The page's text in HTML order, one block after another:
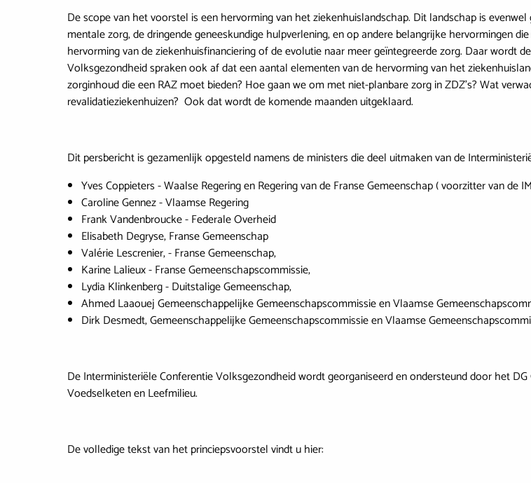
De scope van het voorstel is een hervorming van het ziekenhuislandschap. Dit landschap is
mentale zorg, de dringende geneeskundige hulpverlening, en op andere belangrijke hervormingen
hervorming van de ziekenhuisfinanciering of de evolutie naar meer geïntegreerde zorg. Daar wordt
Volksgezondheid spraken ook af dat een aantal elementen van de hervorming van het
zorginhoud die een RAZ moet bieden? Hoe gaan we om met niet-planbare zorg in ZDZ’s? Wat
revalidatieziekenhuizen? Ook dat wordt de komende maanden uitgeklaard.
Dit persbericht is gezamenlijk opgesteld namens de ministers die deel uitmaken van de
Yves Coppieters - Waalse Regering en Regering van de Franse Gemeenschap ( voorzitter van de
Caroline Gennez - Vlaamse Regering
Frank Vandenbroucke - Federale Overheid
Elisabeth Degryse, Franse Gemeenschap
Valérie Lescrenier, - Franse Gemeenschap,
Karine Lalieux - Franse Gemeenschapscommissie,
Lydia Klinkenberg - Duitstalige Gemeenschap,
Ahmed Laaouej Gemeenschappelijke Gemeenschapscommissie en Vlaamse
Dirk Desmedt, Gemeenschappelijke Gemeenschapscommissie en Vlaamse
De Interministeriële Conferentie Volksgezondheid wordt georganiseerd en ondersteund door het
Voedselketen en Leefmilieu.
De volledige tekst van het princiepsvoorstel vindt u hier: